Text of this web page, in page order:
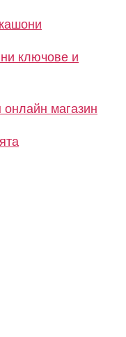
ключове и
онлайн магазин